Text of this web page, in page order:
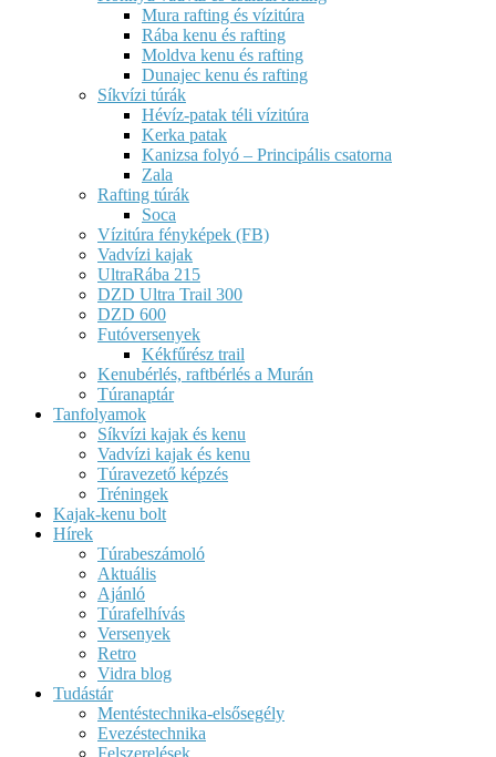
Mura rafting és vízitúra
Rába kenu és rafting
Moldva kenu és rafting
Dunajec kenu és rafting
Síkvízi túrák
Hévíz-patak téli vízitúra
Kerka patak
Kanizsa folyó – Principális csatorna
Zala
Rafting túrák
Soca
Vízitúra fényképek (FB)
Vadvízi kajak
UltraRába 215
DZD Ultra Trail 300
DZD 600
Futóversenyek
Kékfűrész trail
Kenubérlés, raftbérlés a Murán
Túranaptár
Tanfolyamok
Síkvízi kajak és kenu
Vadvízi kajak és kenu
Túravezető képzés
Tréningek
Kajak-kenu bolt
Hírek
Túrabeszámoló
Aktuális
Ajánló
Túrafelhívás
Versenyek
Retro
Vidra blog
Tudástár
Mentéstechnika-elsősegély
Evezéstechnika
Felszerelések